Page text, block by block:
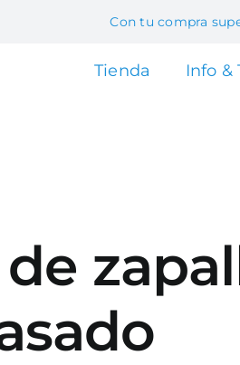
Con tu compra
Tienda Info &